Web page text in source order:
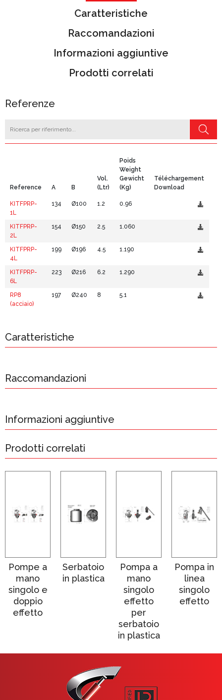
Caratteristiche
Raccomandazioni
Informazioni aggiuntive
Prodotti correlati
Referenze
Reference A B
Vol.
(Ltr)
Poids
Weight
Gewicht
(Kg)
Téléchargement
Download
KITFPRP-
1L
134 Ø100 1.2 0.96
KITFPRP-
2L
154 Ø150 2.5 1.060
KITFPRP-
4L
199 Ø196 4.5 1.190
KITFPRP-
6L
223 Ø216 6.2 1.290
RP8
(acciaio)
197 Ø240 8 5.1
Caratteristiche
Raccomandazioni
Informazioni aggiuntive
Prodotti correlati
Pompe a
mano
singolo e
doppio
effetto
Serbatoio
in plastica
Pompa a
mano
singolo
effetto
per
serbatoio
in plastica
Pompa in
linea
singolo
effetto